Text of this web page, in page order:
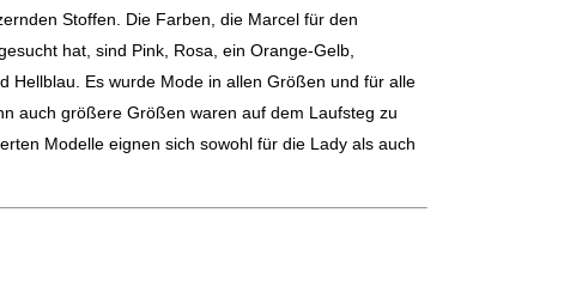
Stoffen. Die Farben, die Marcel für den
hat, sind Pink, Rosa, ein Orange-Gelb,
Hellblau. Es wurde Mode in allen Größen und für alle
auch größere Größen waren auf dem Laufsteg zu
Modelle eignen sich sowohl für die Lady als auch